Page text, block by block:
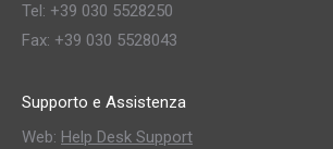
Tel: +39 030 5528250
Fax: +39 030 5528043
Supporto e Assistenza
Web: Help Desk Support